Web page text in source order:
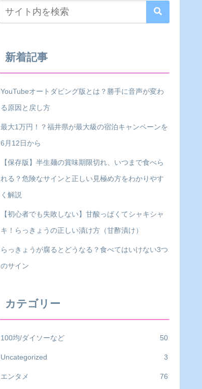
新着記事
YouTubeオートダビング版とは？勝手に音声が変わ
る原因と戻し方
最大1万円！？福井県が最大級の宿泊キャンペーンを
6月12日から
【保存版】半生麺の賞味期限切れ、いつまで食べら
れる？危険なサインと正しい見極め方をわかりやす
く解説
【初心者でも失敗しない】甘酸っぱくてシャキシャ
キ！らっきょうの正しい漬け方（甘酢漬け）
らっきょうが腐るとどうなる？食べてはいけない3つ
のサイン
カテゴリー
100均/ダイソーなど 50
Uncategorized 3
エンタメ 76